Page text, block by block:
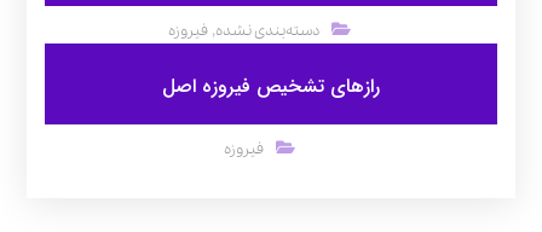
دسته‌بندی نشده,فیروزه
رازهای تشخیص فیروزه اصل
فیروزه